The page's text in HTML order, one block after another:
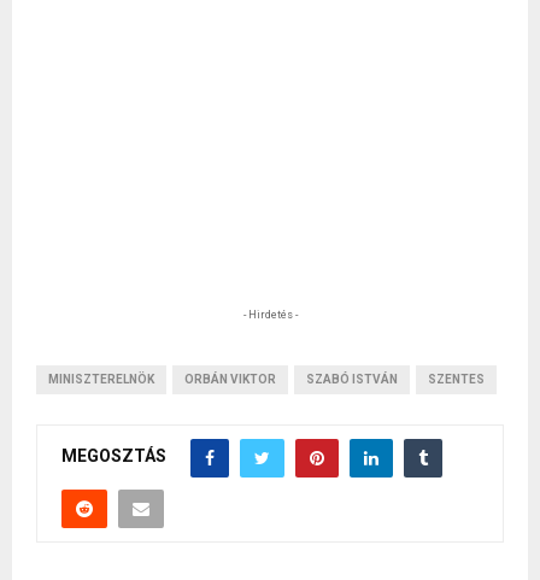
- Hirdetés -
MINISZTERELNÖK ORBÁN VIKTOR SZABÓ ISTVÁN SZENTES
MEGOSZTÁS